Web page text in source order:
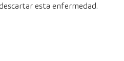
esta enfermedad.